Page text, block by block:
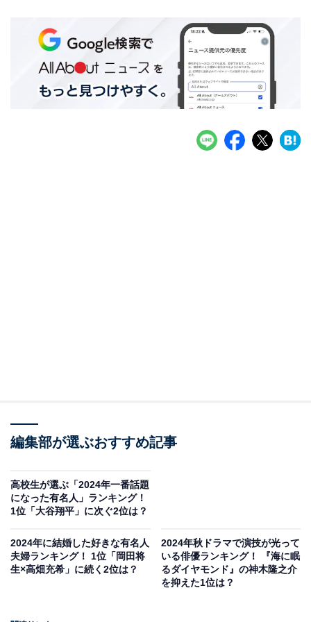
編集部が選ぶおすすめ記事
高校生が選ぶ「2024年一番話題
になった有名人」ランキング！
1位「大谷翔平」に次ぐ2位は？
2024年に結婚した好きな有名人
夫婦ランキング！ 1位「岡田将
生×高畑充希」に続く2位は？
2024年秋ドラマで演技が光って
いる俳優ランキング！ 『海に眠
るダイヤモンド』の神木隆之介
を抑えた1位は？